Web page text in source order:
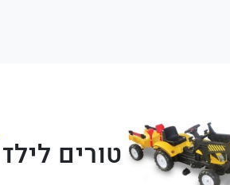
טרקטורים